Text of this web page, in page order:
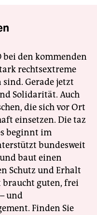
bei den kommenden
rechtsextreme
Gerade jetzt
Solidarität. Auch
die sich vor Ort
einsetzen. Die taz
beginnt im
bundesweit
baut einen
Schutz und Erhalt
braucht guten, frei
und
Finden Sie